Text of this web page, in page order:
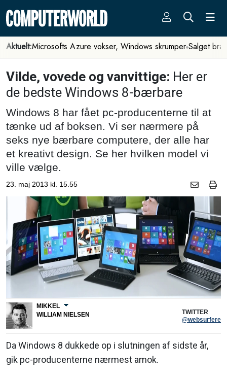
Aktuelt:Microsofts Azure vokser, Windows skrumper Salget
Vilde, vovede og vanvittige: Her er
de bedste Windows 8-bærbare
Windows 8 har fået pc-producenterne til at
tænke ud af boksen. Vi ser nærmere på
seks nye bærbare computere, der alle har
et kreativt design. Se her hvilken model vi
ville vælge.
23. maj 2013 kl. 15.55
MIKKEL
WILLIAM NIELSEN
TWITTER
@websurferen
Da Windows 8 dukkede op i slutningen af sidste år,
gik pc-producenterne nærmest amok.